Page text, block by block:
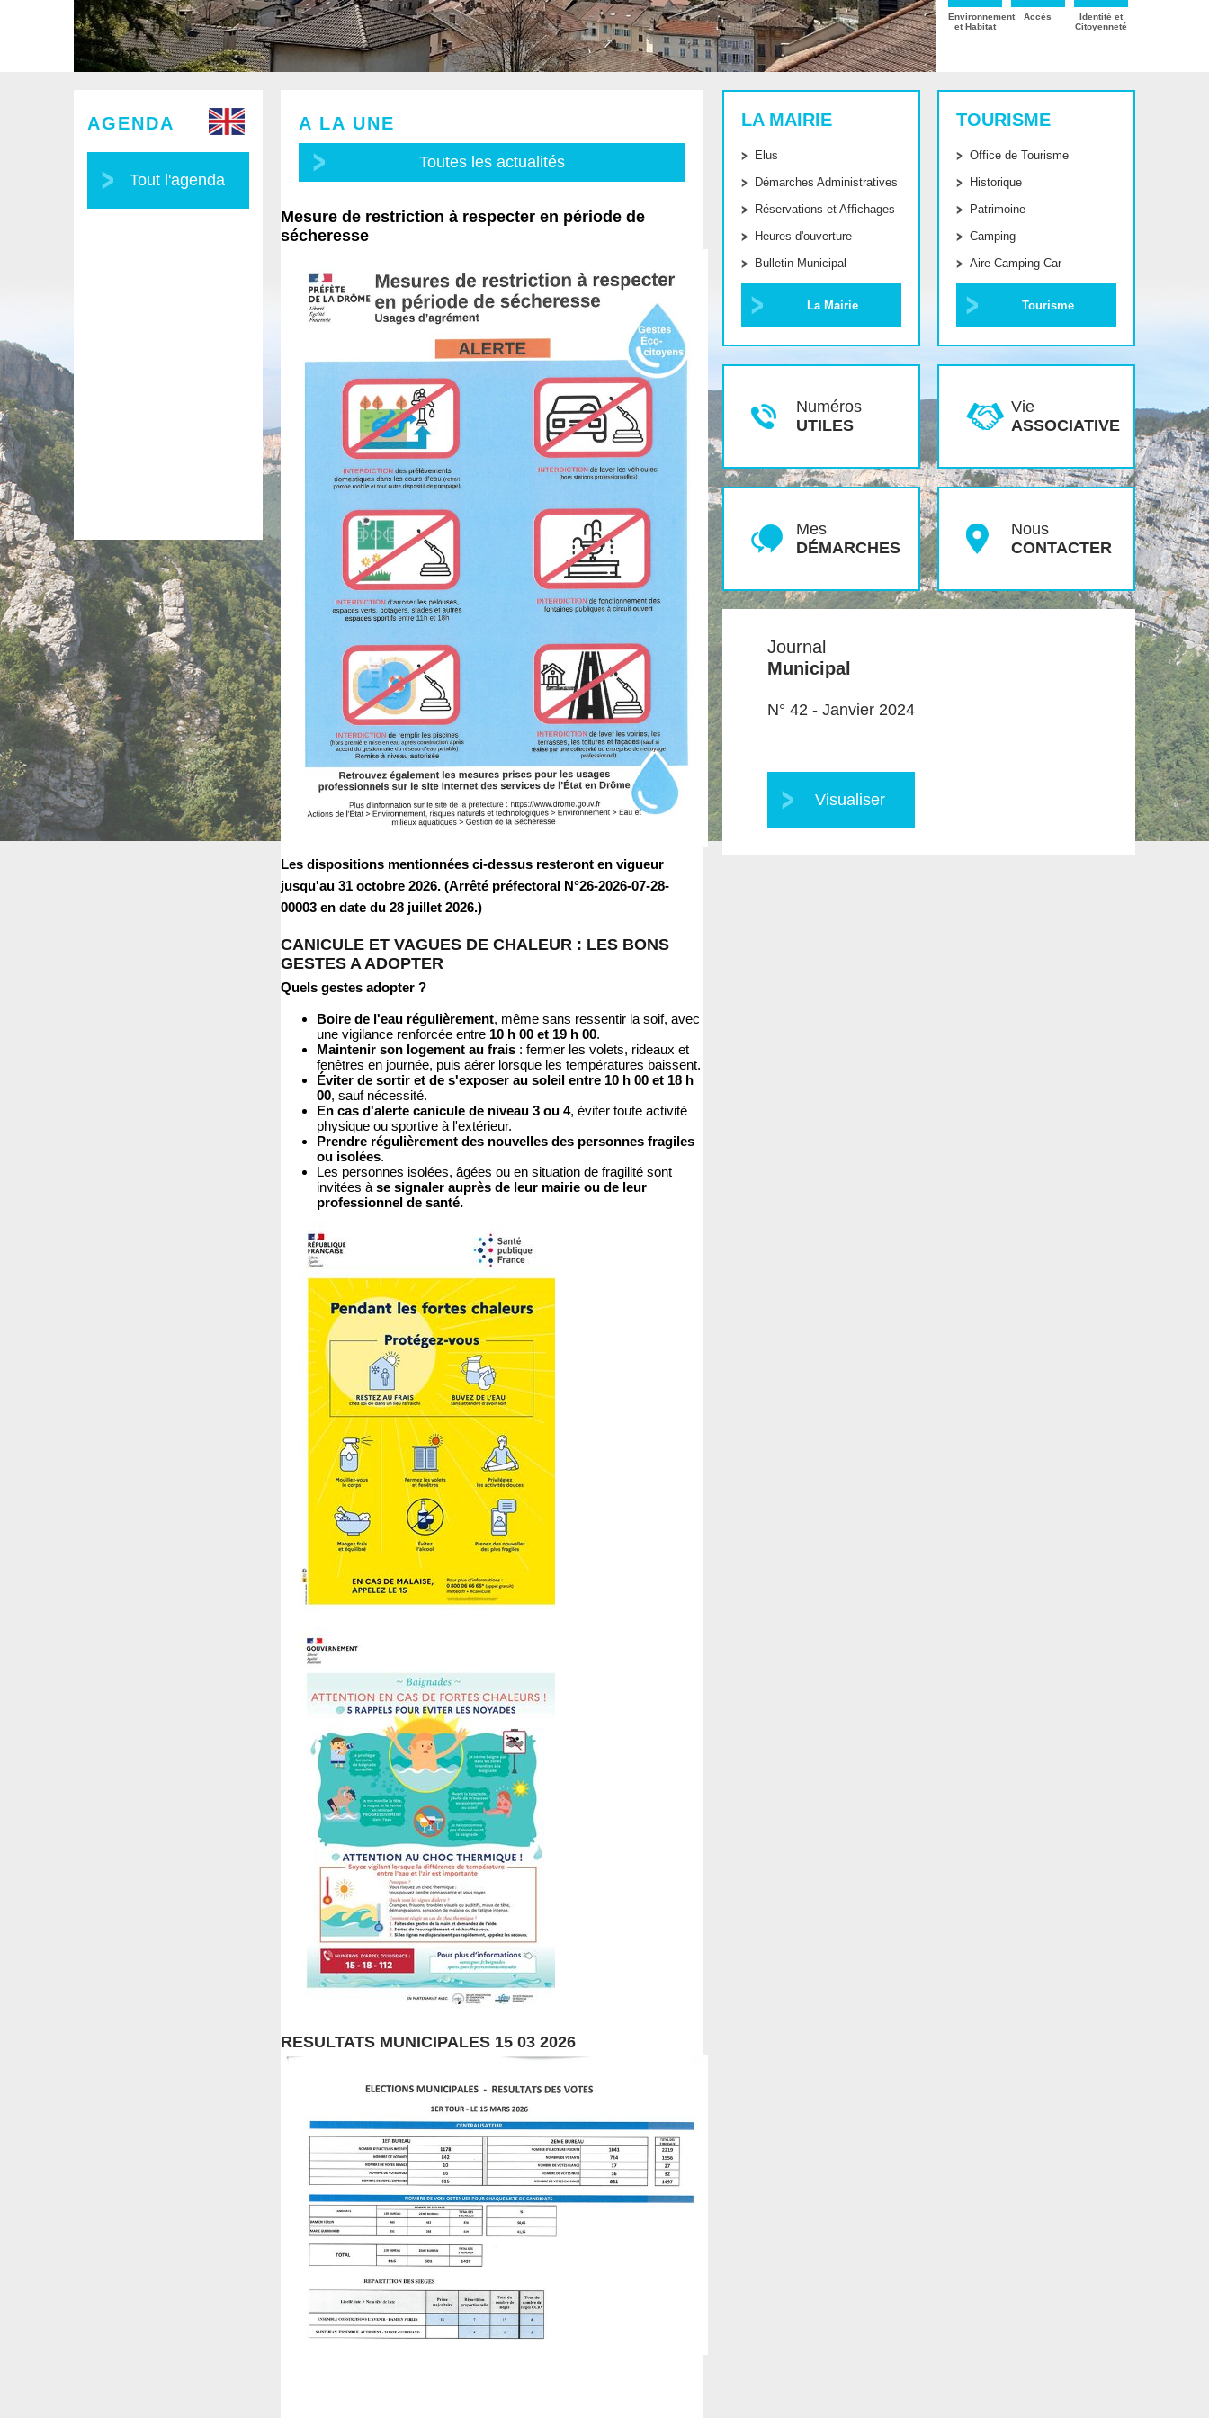
Environnement
et Habitat
Accès
Identité et
Citoyenneté
A LA UNE
Toutes les actualités
Mesure de restriction à respecter en période de
sécheresse
Les dispositions mentionnées ci-dessus resteront en vigueur
jusqu'au 31 octobre 2026. (Arrêté préfectoral N°26-2026-07-28-
00003 en date du 28 juillet 2026.)
CANICULE ET VAGUES DE CHALEUR : LES BONS
GESTES A ADOPTER
Quels gestes adopter ?
Boire de l'eau régulièrement, même sans ressentir la soif, avec
une vigilance renforcée entre 10 h 00 et 19 h 00.
Maintenir son logement au frais : fermer les volets, rideaux et
fenêtres en journée, puis aérer lorsque les températures baissent.
Éviter de sortir et de s'exposer au soleil entre 10 h 00 et 18 h
00, sauf nécessité.
En cas d'alerte canicule de niveau 3 ou 4, éviter toute activité
physique ou sportive à l'extérieur.
Prendre régulièrement des nouvelles des personnes fragiles
ou isolées.
Les personnes isolées, âgées ou en situation de fragilité sont
invitées à se signaler auprès de leur mairie ou de leur
professionnel de santé.
RESULTATS MUNICIPALES 15 03 2026
AGENDA
Tout l'agenda
LA MAIRIE
Elus
Démarches Administratives
Réservations et Affichages
Heures d'ouverture
Bulletin Municipal
La Mairie
TOURISME
Office de Tourisme
Historique
Patrimoine
Camping
Aire Camping Car
Tourisme
Numéros
UTILES
Vie
ASSOCIATIVE
Mes
DÉMARCHES
Nous
CONTACTER
Journal
Municipal
N° 42 - Janvier 2024
Visualiser